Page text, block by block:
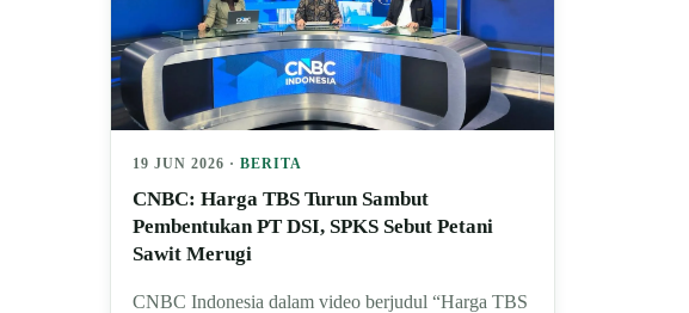
19 JUN 2026 · BERITA
CNBC: Harga TBS Turun Sambut
Pembentukan PT DSI, SPKS Sebut Petani
Sawit Merugi
CNBC Indonesia dalam video berjudul “Harga TBS